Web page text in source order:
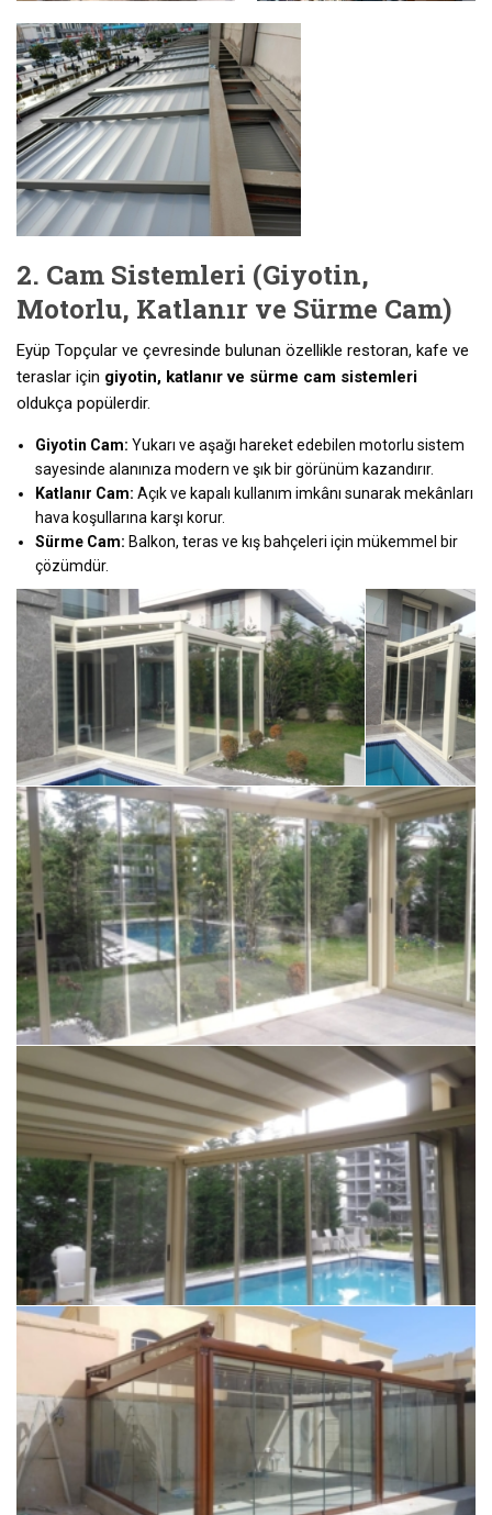
2. Cam Sistemleri (Giyotin,
Motorlu, Katlanır ve Sürme Cam)
Eyüp Topçular ve çevresinde bulunan özellikle restoran, kafe ve
teraslar için giyotin, katlanır ve sürme cam sistemleri
oldukça popülerdir.
Giyotin Cam: Yukarı ve aşağı hareket edebilen motorlu sistem
sayesinde alanınıza modern ve şık bir görünüm kazandırır.
Katlanır Cam: Açık ve kapalı kullanım imkânı sunarak mekânları
hava koşullarına karşı korur.
Sürme Cam: Balkon, teras ve kış bahçeleri için mükemmel bir
çözümdür.